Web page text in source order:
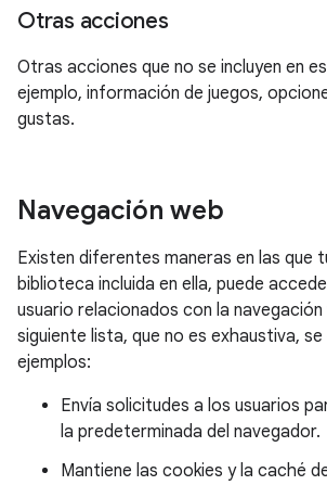
Otras acciones
Otras acciones que no se incluyen en
ejemplo, información de juegos,
gustas.
Navegación web
Existen diferentes maneras en las que
biblioteca incluida en ella, puede
usuario relacionados con la navegación
siguiente lista, que no es exhaustiva,
ejemplos:
Envía solicitudes a los usuarios
la predeterminada del navegador.
Mantiene las cookies y la caché